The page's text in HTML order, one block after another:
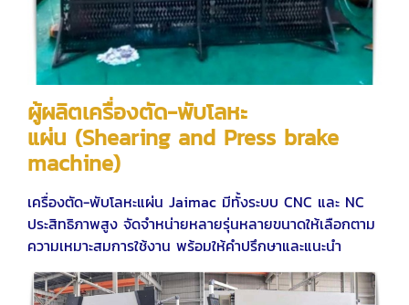
ผู้ผลิตเครื่องตัด-พับโลหะ
แผ่น (Shearing and Press brake
machine)
เครื่องตัด-พับโลหะแผ่น Jaimac มีทั้งระบบ CNC และ NC
ประสิทธิภาพสูง จัดจำหน่ายหลายรุ่นหลายขนาดให้เลือกตาม
ความเหมาะสมการใช้งาน พร้อมให้คำปรึกษาและแนะนำ